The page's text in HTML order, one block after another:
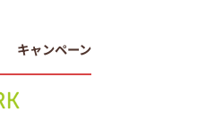
キャンペーン